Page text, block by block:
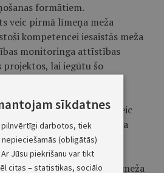
formātiem.
veic pirmā līmeņa meža
kompetencei iesaistās meža
monitoringa attīstības
lai iegūtu šo
2.5.apakšpunktā minēto
institūts “Silava” veic
un oglekļa dioksīda
noteikšanu zemes
maiņas un
kā arī iesaistās Eiropas meža
sīkdatnes
pilnvērtīgi darbotos, tiek
(obligātās)
Jūsu piekrišanu var tikt
citas – statistikas, sociālo